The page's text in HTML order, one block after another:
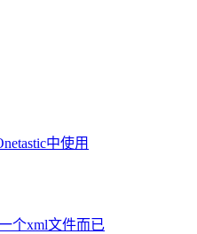
中使用
个xml文件而已